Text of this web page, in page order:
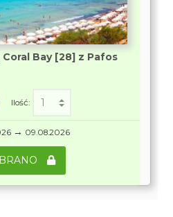
Bay [28] z Pafos
Ilość:
→ 09.08.2026